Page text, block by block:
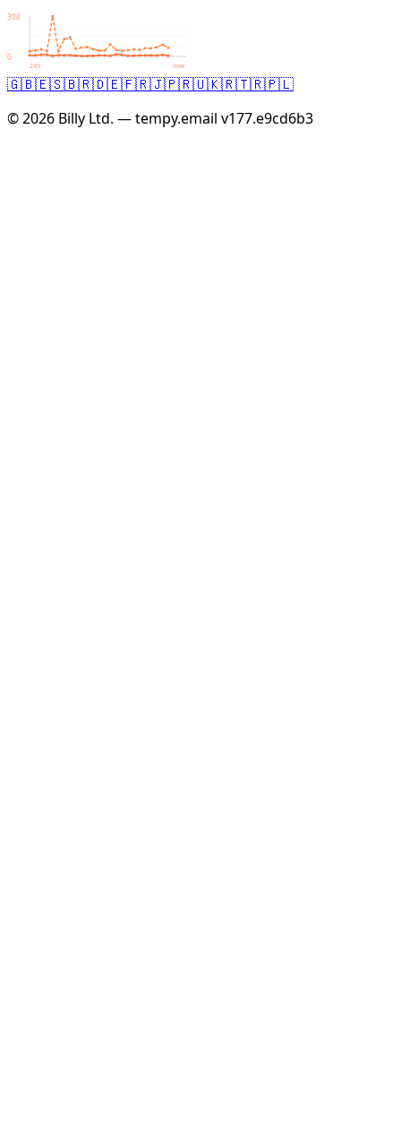
308
0
24h now
🇬🇧🇪🇸🇧🇷🇩🇪🇫🇷🇯🇵🇷🇺🇰🇷🇹🇷🇵🇱
© 2026 Billy Ltd. — tempy.email v177.e9cd6b3